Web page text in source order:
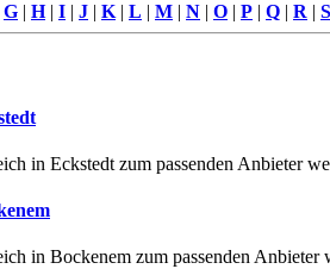
G | H| I | J | K | L | M | N | O | P | Q | R | S
in Eckstedt zum passenden Anbieter
in Bockenem zum passenden